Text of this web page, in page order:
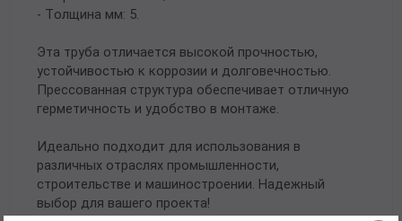
- Толщина мм: 5.
Эта труба отличается высокой прочностью,
устойчивостью к коррозии и долговечностью.
Прессованная структура обеспечивает отличную
герметичность и удобство в монтаже.
Идеально подходит для использования в
различных отраслях промышленности,
строительстве и машиностроении. Надежный
выбор для вашего проекта!